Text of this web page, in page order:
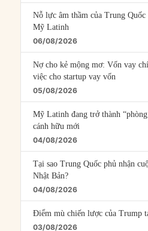
Nỗ lực âm thầm của Trung
Mỹ Latinh
06/08/2026
Nợ cho kẻ mộng mơ: Vốn vay
việc cho startup vay vốn
05/08/2026
Mỹ Latinh đang trở thành
cánh hữu mới
04/08/2026
Tại sao Trung Quốc phủ nhận
Nhật Bản?
04/08/2026
Điểm mù chiến lược của Trump
03/08/2026